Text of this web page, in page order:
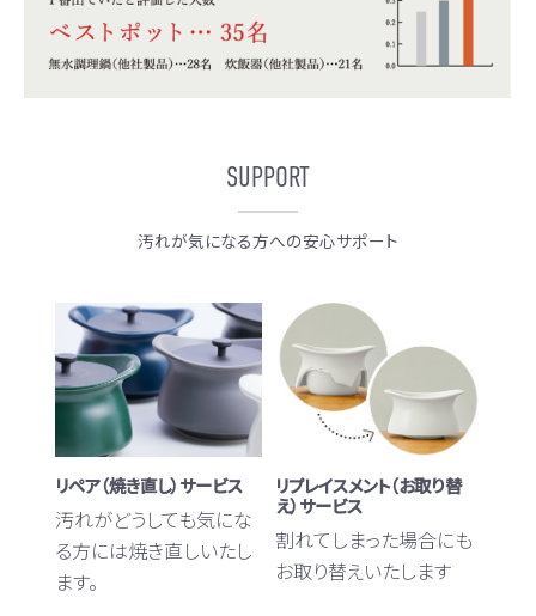
SUPPORT
汚れが気になる方への安心サポート
リペア（焼き直し）サービス
汚れがどうしても気にな
る方には焼き直しいたし
ます。
リプレイスメント（お取り替
え）サービス
割れてしまった場合にも
お取り替えいたします